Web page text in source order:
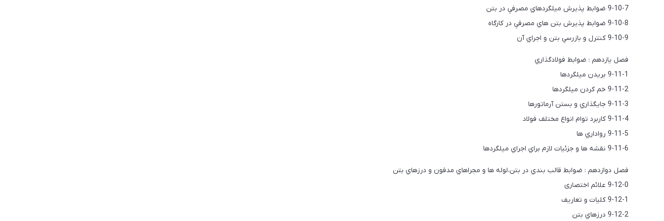
9-10-7 ضوابط پذيرش ميلگردهاي مصرفي در بتن
9-10-8 ضوابط پذيرش بتن هاي مصرفي در كارگاه
9-10-9 كنترل و بازرسي بتن و اجراي آن
فصل یازدهم : ضوابط فولادگذاري
9-11-1 بريدن ميلگردها
9-11-2 خم كردن ميلگردها
9-11-3 جايگذاري و بستن آرماتورها
9-11-4 كاربرد توام انواع مختلف فولاد
9-11-5 رواداري ها
9-11-6 نقشه ها و جزئيات لازم براي اجراي ميلگردها
فصل دوازدهم : ضوابط قالب بندي در بتن،لوله ها و مجراهاي مدفون و درزهاي بتن
9-12-0 علائم اختصاری
9-12-1 كليات و تعاريف
9-12-2 درزهاي بتن